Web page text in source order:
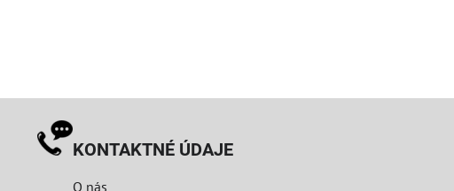
KONTAKTNÉ ÚDAJE
O nás